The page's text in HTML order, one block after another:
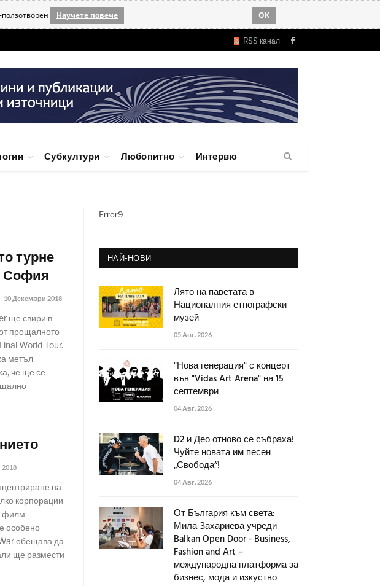
Научете повече OK
RSS канал Facebook
Субкултури Любопитно Интервю
турне
София
10 Декември 2018
ще свири в
прощалното
World Tour.
метъл
че ще се
на
корпорации
филм
особено
обещава да
ще размести
Error9
НАЙ-НОВИ
Лято на паветата в
Националния етнографски
музей
05 Авг. 2026
"Нова генерация" с концерт
във "Vidas Art Arena" на 15
септември
04 Авг. 2026
D2 и Део отново се събраха!
Чуйте новата им песен
„Свобода“!
04 Авг. 2026
От България към света:
Мила Захариева учреди
Balkan Open Door - Business,
Fashion and Art –
международна платформа за
бизнес, мода и изкуство